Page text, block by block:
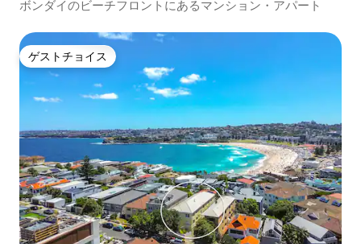
ボンダイのビーチフロントにあるマンション・アパート
ゲストチョイス
ゲストチョイス